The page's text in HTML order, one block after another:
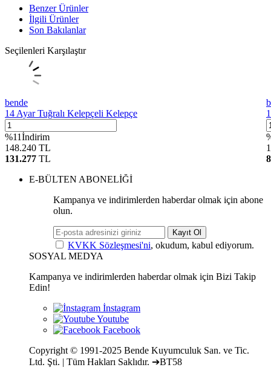
Benzer Ürünler
İlgili Ürünler
Son Bakılanlar
Seçilenleri Karşılaştır
bende
14 Ayar Tuğralı Kelepçeli Kelepçe
%11İndirim
148.240 TL
131.277 TL
E-BÜLTEN ABONELİĞİ
Kampanya ve indirimlerden haberdar olmak için abone
olun.
Kayıt Ol
KVKK Sözleşmesi'ni, okudum, kabul ediyorum.
SOSYAL MEDYA
Kampanya ve indirimlerden haberdar olmak için Bizi Takip
Edin!
Copyright © 1991-2025 Bende Kuyumculuk San. ve Tic.
Ltd. Şti. | Tüm Hakları Saklıdır. ➔BT58